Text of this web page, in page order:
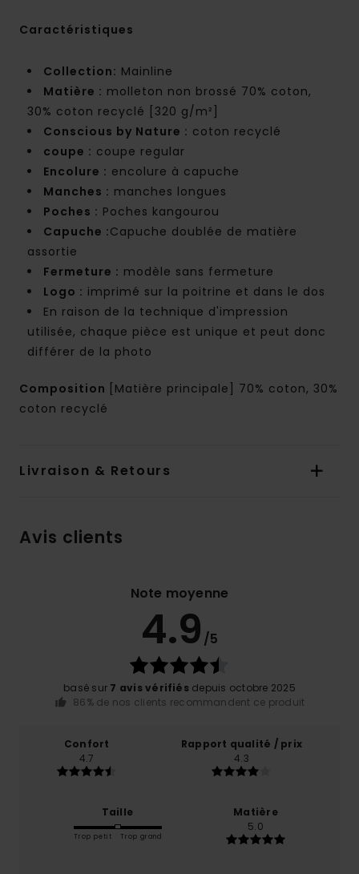
Caractéristiques
Collection: Mainline
Matière : molleton non brossé 70% coton,
30% coton recyclé [320 g/m²]
Conscious by Nature : coton recyclé
coupe : coupe regular
Encolure : encolure à capuche
Manches : manches longues
Poches : Poches kangourou
Capuche :Capuche doublée de matière
assortie
Fermeture : modèle sans fermeture
Logo : imprimé sur la poitrine et dans le dos
En raison de la technique d'impression
utilisée, chaque pièce est unique et peut donc
différer de la photo
Composition
[Matière principale] 70% coton, 30%
coton recyclé
Livraison & Retours
Avis clients
Note moyenne
4.9 /5
basé sur 7 avis vérifiés depuis octobre 2025
86% de nos clients recommandent ce produit
Confort
4.7
Rapport qualité / prix
4.3
Taille
Trop petit Trop grand
Matière
5.0